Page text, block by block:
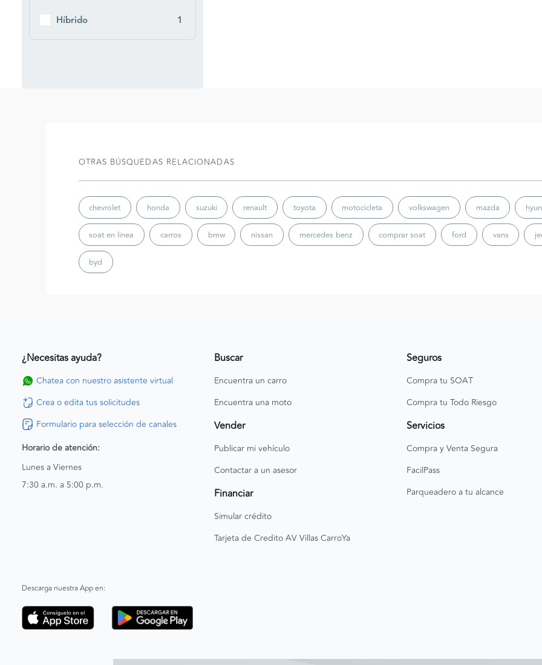
Híbrido 1
OTRAS BÚSQUEDAS RELACIONADAS
chevrolet honda suzuki renault toyota motocicleta volkswagen mazda
soat en linea carros bmw nissan mercedes benz comprar soat ford vans
byd
¿Necesitas ayuda?
Chatea con nuestro asistente virtual
Crea o edita tus solicitudes
Formulario para selección de canales
Horario de atención:
Lunes a Viernes
7:30 a.m. a 5:00 p.m.
Buscar
Encuentra un carro
Encuentra una moto
Vender
Publicar mi vehículo
Contactar a un asesor
Financiar
Simular crédito
Tarjeta de Credito AV Villas CarroYa
Seguros
Compra tu SOAT
Compra tu Todo Riesgo
Servicios
Compra y Venta Segura
FacilPass
Parqueadero a tu alcance
Descarga nuestra App en: